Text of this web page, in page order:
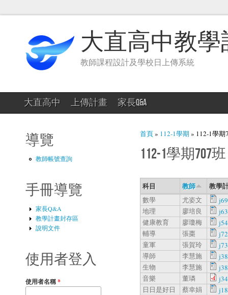
大直高中教
教師課程設計及學校日上傳系統
大直高中 上傳計畫 家長Q&A
導覽
教師帳號查詢
手冊導覽
家長Q&A
教學計畫封存區
說明文件
使用者登入
使用者名稱*
您在這裡
首頁» 112-1學期 » 112-1學期
112-1學期707班
科目 教師 教學
數學 尤姿文
地理
廖培良
健康教育
廖瓊梅
輔導
張棗
童軍
張賀玲
導師
李慧施
生物
李慧施
音樂
董璘
日日是好日
蔡幸娟